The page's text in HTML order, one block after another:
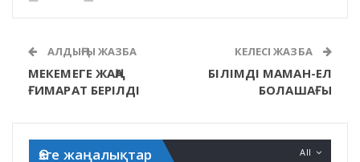
АЛДЫҢҒЫ ЖАЗБА
МЕКЕМЕГЕ ЖАҢА
ҒИМАРАТ БЕРІЛДІ
КЕЛЕСІ ЖАЗБА
БІЛІМДІ МАМАН-ЕЛ
БОЛАШАҒЫ
All
Өзге жаңалықтар